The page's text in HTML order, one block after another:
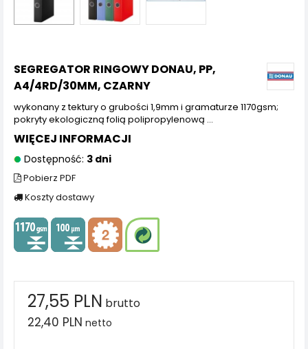
SEGREGATOR RINGOWY DONAU, PP,
A4/4RD/30MM, CZARNY
wykonany z tektury o grubości 1,9mm i gramaturze 1170gsm;
pokryty ekologiczną folią polipropylenową ...
WIĘCEJ INFORMACJI
Dostępność: 3 dni
Pobierz PDF
Koszty dostawy
27,55 PLN brutto
22,40 PLN netto